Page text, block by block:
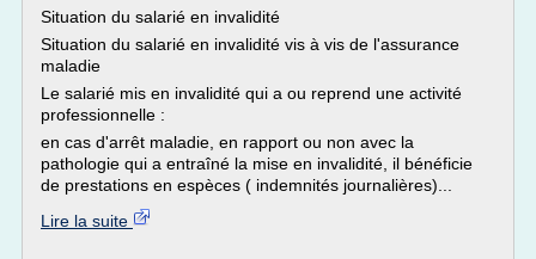
Situation du salarié en invalidité
Situation du salarié en invalidité vis à vis de l'assurance
maladie
Le salarié mis en invalidité qui a ou reprend une activité
professionnelle :
en cas d'arrêt maladie, en rapport ou non avec la
pathologie qui a entraîné la mise en invalidité, il bénéficie
de prestations en espèces ( indemnités journalières)...
Lire la suite